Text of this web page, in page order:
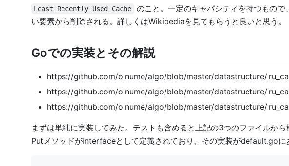
Least Recently Used Cache
のこと。一定のキャパシティを持つもの
い要素から削除される。詳しくはWikipediaを見てもらうと良いと思う。
Goでの実装とその解説
https://github.com/oinume/algo/blob/master/datastructure/
https://github.com/oinume/algo/blob/master/datastructure/
https://github.com/oinume/algo/blob/master/datastructure/
まずは単純に実装してみた。テストも含めると上記の3つのファイルか
Putメソッドがinterfaceとして定義されており、その実装がdefault.goに